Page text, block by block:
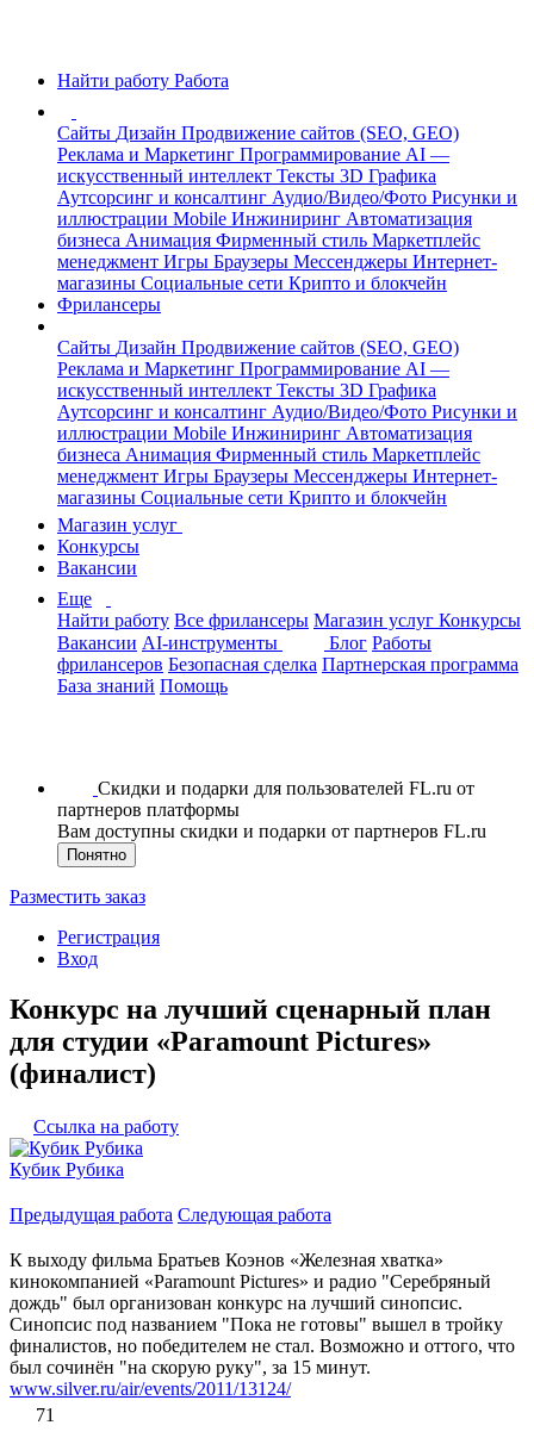
Найти работу Работа
Сайты Дизайн Продвижение сайтов (SEO, GEO)
Реклама и Маркетинг Программирование AI —
искусственный интеллект Тексты 3D Графика
Аутсорсинг и консалтинг Аудио/Видео/Фото Рисунки и
иллюстрации Mobile Инжиниринг Автоматизация
бизнеса Анимация Фирменный стиль Маркетплейс
менеджмент Игры Браузеры Мессенджеры Интернет-
магазины Социальные сети Крипто и блокчейн
Фрилансеры
Сайты Дизайн Продвижение сайтов (SEO, GEO)
Реклама и Маркетинг Программирование AI —
искусственный интеллект Тексты 3D Графика
Аутсорсинг и консалтинг Аудио/Видео/Фото Рисунки и
иллюстрации Mobile Инжиниринг Автоматизация
бизнеса Анимация Фирменный стиль Маркетплейс
менеджмент Игры Браузеры Мессенджеры Интернет-
магазины Социальные сети Крипто и блокчейн
Магазин услуг
Конкурсы
Вакансии
Еще
Найти работу Все фрилансеры Магазин услуг Конкурсы
Вакансии AI-инструменты Блог Работы
фрилансеров Безопасная сделка Партнерская программа
База знаний Помощь
Скидки и подарки для пользователей FL.ru от
партнеров платформы
Вам доступны скидки и подарки от партнеров FL.ru
Понятно
Разместить заказ
Регистрация
Вход
Конкурс на лучший сценарный план
для студии «Paramount Pictures»
(финалист)
Ссылка на работу
Кубик Рубика
Предыдущая работа Следующая работа
К выходу фильма Братьев Коэнов «Железная хватка»
кинокомпанией «Paramount Pictures» и радио "Серебряный
дождь" был организован конкурс на лучший синопсис.
Синопсис под названием "Пока не готовы" вышел в тройку
финалистов, но победителем не стал. Возможно и оттого, что
был сочинён "на скорую руку", за 15 минут.
www.silver.ru/air/events/2011/13124/
71